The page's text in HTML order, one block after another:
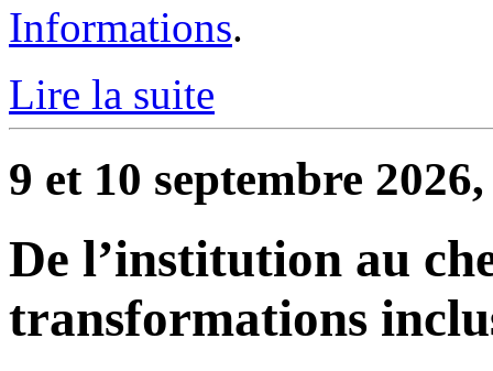
Informations.
Lire la suite
9 et 10 septembre
De l’institution au
transformations